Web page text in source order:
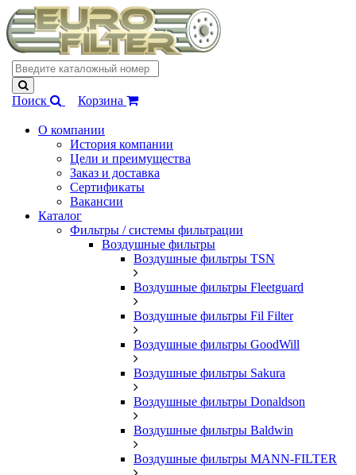
Поиск Корзина
О компании
История компании
Цели и преимущества
Заказ и доставка
Сертификаты
Вакансии
Каталог
Фильтры / системы фильтрации
Воздушные фильтры
Воздушные фильтры TSN
Воздушные фильтры Fleetguard
Воздушные фильтры Fil Filter
Воздушные фильтры GoodWill
Воздушные фильтры Sakura
Воздушные фильтры Donaldson
Воздушные фильтры Baldwin
Воздушные фильтры MANN-FILTER